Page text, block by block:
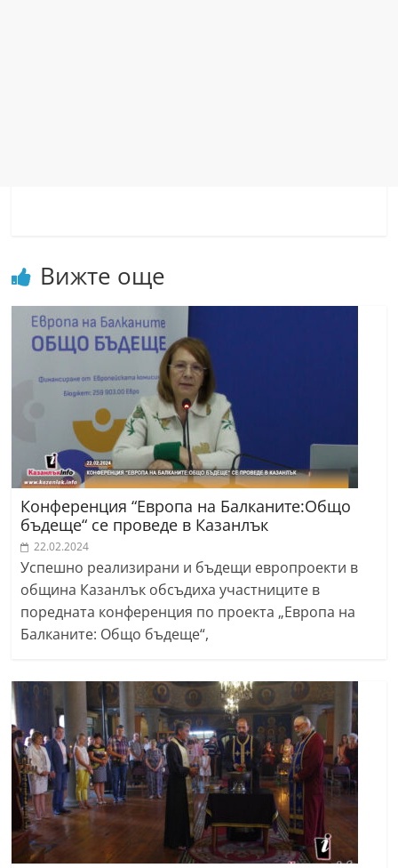
Вижте още
Конференция “Европа на Балканите:Общо
бъдеще“ се проведе в Казанлък
22.02.2024
Успешно реализирани и бъдещи европроекти в
община Казанлък обсъдиха участниците в
поредната конференция по проекта „Европа на
Балканите: Общо бъдеще“,